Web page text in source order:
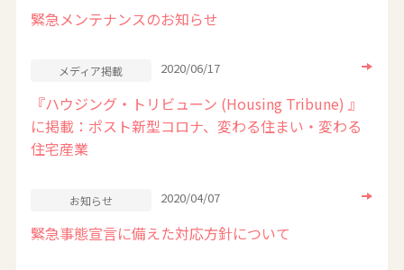
緊急メンテナンスのお知らせ
メディア掲載 2020/06/17
『ハウジング・トリビューン (Housing Tribune) 』
に掲載：ポスト新型コロナ、変わる住まい・変わる
住宅産業
お知らせ 2020/04/07
緊急事態宣言に備えた対応方針について